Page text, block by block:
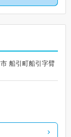
船引町船引字臂